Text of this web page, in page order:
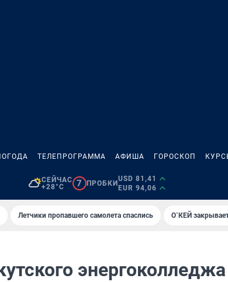
ТЕЛЕПРОГРАММА АФИША ГОРОСКОП
СЕЙЧАС
+28°C
7 ПРОБКИ
USD 81,41
EUR 94,06
Летчики пропавшего самолета спаслись О`КЕЙ
энергоколледжа